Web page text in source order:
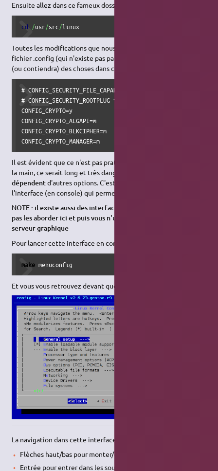
Ensuite allez dans ce fameux dossier :
cd /usr/src/linux
Toutes les modifications que nous allons faire seront dans le
fichier .config (qui n'existe pas par défaut). Ce fichier contient
(ou contiendra) des choses dans ce genre :
# CONFIG_SECURITY_FILE_CAPABILITIES is not set
# CONFIG_SECURITY_ROOTPLUG is not set
CONFIG_CRYPTO=y
CONFIG_CRYPTO_ALGAPI=m
CONFIG_CRYPTO_BLKCIPHER=m
CONFIG_CRYPTO_MANAGER=m
Il est évident que ce n'est pas pratique de modifier ce fichier à
la main, ce serait long et très dangereux car certaines options
dépendentd'autres options. C'est pourquoi nous allons utiliser
l'interface (en console) qui permet de le modifier facilement.
NOTE : il existe aussi des interfaces graphiques mais je ne vais
pas les aborder ici et puis vous n'utilisez peut-être pas de
serveur graphique
Pour lancer cette interface en console c'est simple :
make menuconfig
Et vous vous retrouvez devant quelque chose comme ceci :
La navigation dans cette interface est simple :
Flèches haut/bas pour monter/descendre
Entrée pour entrer dans les sous-menus